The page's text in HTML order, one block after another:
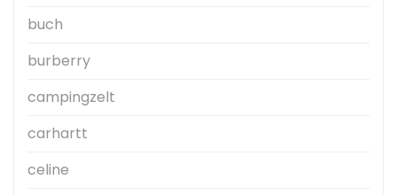
buch
burberry
campingzelt
carhartt
celine